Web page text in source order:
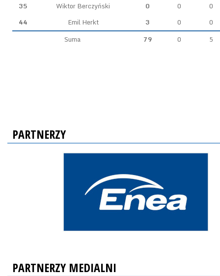
35
Wiktor Berczyński 0 0
0
44
Emil Herkt 3 0
0
Suma
79 0 5
PARTNERZY
PARTNERZY MEDIALNI